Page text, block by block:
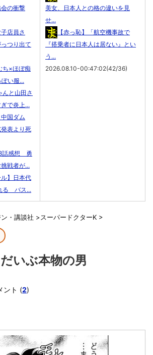
の衝撃
子店員さ
つり出て
ち×ほぼ痴
い服...
んと山田さ
で炎上...
国ダム
発表より死
話感想 勇
戦者が...
ル】日本代
る バス...
美女、日本人との格の違いを見
せ...
【赤っ恥】「航空機事故で
『搭乗者に日本人は居ない』とい
う...
2026.08.10-00:47:02(42/36)
・講談社 >スーパードクターK >
いぶ本物の男
ント (2)